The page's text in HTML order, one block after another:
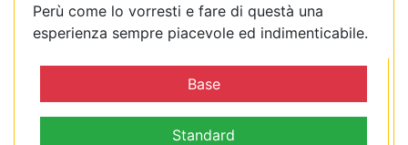
Perù come lo vorresti e fare di questà una
esperienza sempre piacevole ed indimenticabile.
Base
Standard